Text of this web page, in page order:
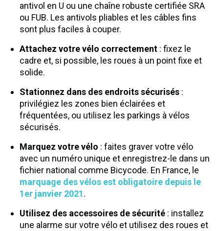
antivol en U ou une chaîne robuste certifiée SRA
ou FUB. Les antivols pliables et les câbles fins
sont plus faciles à couper.
Attachez votre vélo correctement : fixez le
cadre et, si possible, les roues à un point fixe et
solide.
Stationnez dans des endroits sécurisés :
privilégiez les zones bien éclairées et
fréquentées, ou utilisez les parkings à vélos
sécurisés.
Marquez votre vélo : faites graver votre vélo
avec un numéro unique et enregistrez-le dans un
fichier national comme Bicycode. En France, le
marquage des vélos est obligatoire depuis le
1er janvier 2021.
Utilisez des accessoires de sécurité : installez
une alarme sur votre vélo et utilisez des roues et